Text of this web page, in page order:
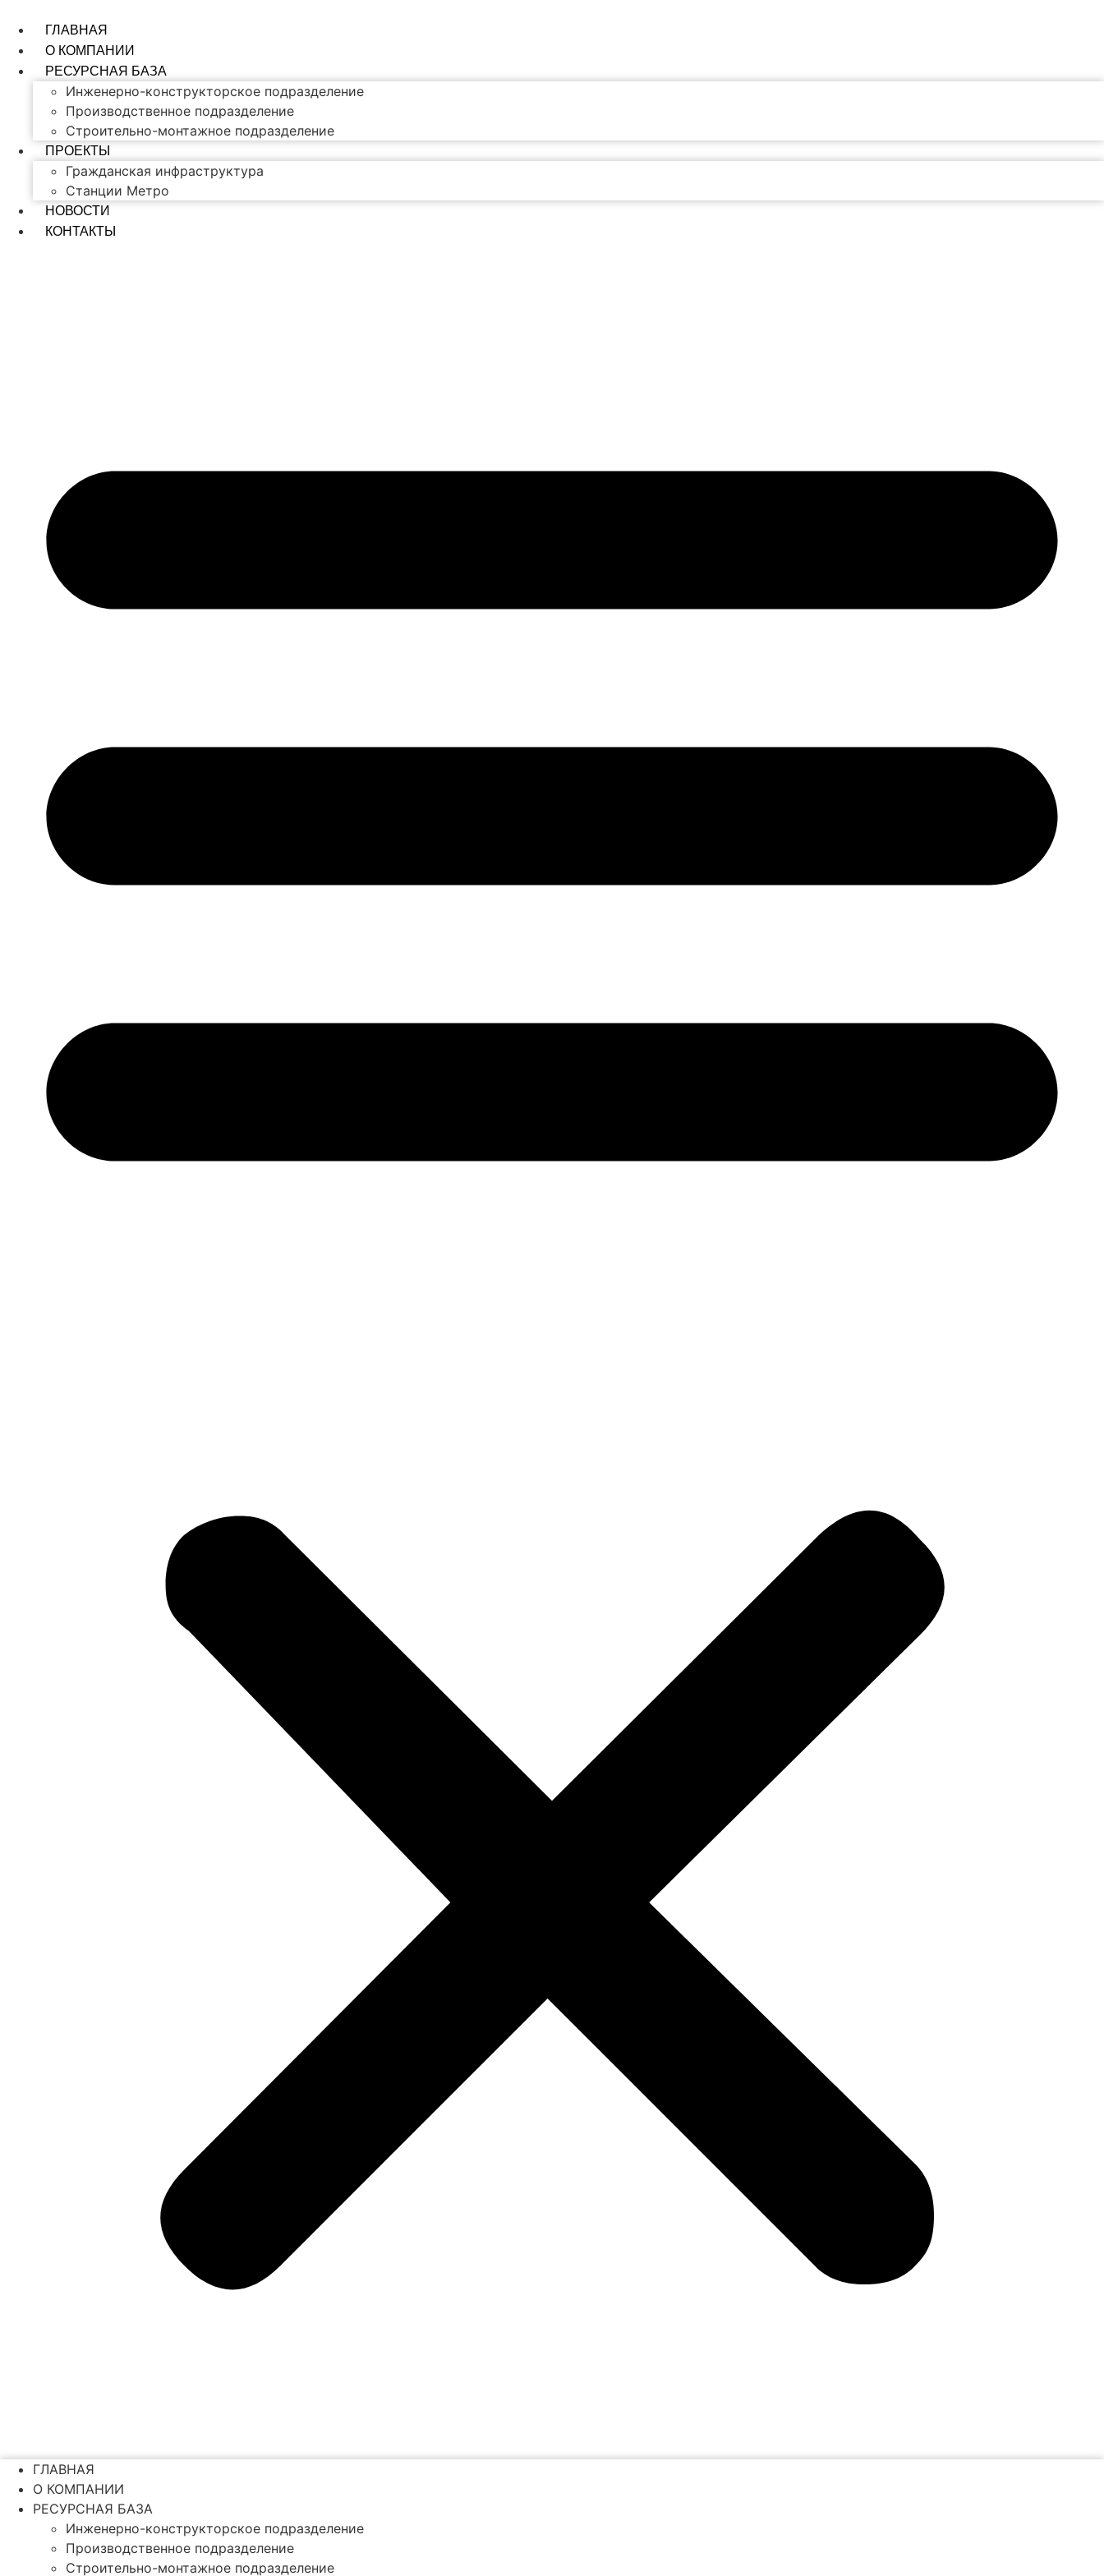
содержимому
ГЛАВНАЯ
О КОМПАНИИ
РЕСУРСНАЯ БАЗА
Инженерно-конструкторское подразделение
Производственное подразделение
Строительно-монтажное подразделение
ПРОЕКТЫ
Гражданская инфраструктура
Станции Метро
НОВОСТИ
КОНТАКТЫ
ГЛАВНАЯ
О КОМПАНИИ
РЕСУРСНАЯ БАЗА
Инженерно-конструкторское подразделение
Производственное подразделение
Строительно-монтажное подразделение